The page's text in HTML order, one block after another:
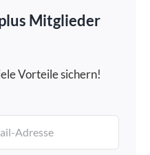
Mitglieder
Vorteile sichern!